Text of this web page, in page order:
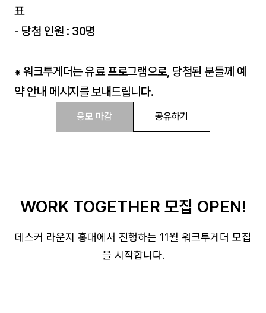
표
- 당첨 인원 : 30명
⁕ 워크투게더는 유료 프로그램으로, 당첨된 분들께 예
약 안내 메시지를 보내드립니다.
응모 마감 공유하기
WORK TOGETHER 모집 OPEN!
데스커 라운지 홍대에서 진행하는 11월 워크투게더 모집
을 시작합니다.